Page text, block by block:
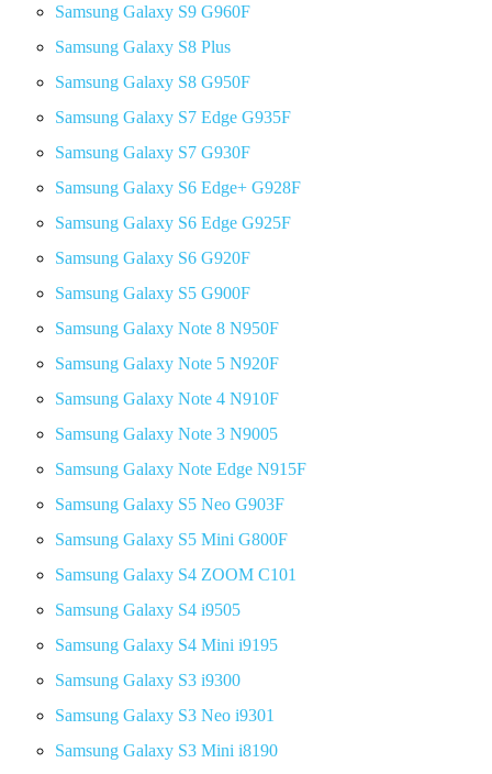
Samsung Galaxy S9 G960F
Samsung Galaxy S8 Plus
Samsung Galaxy S8 G950F
Samsung Galaxy S7 Edge G935F
Samsung Galaxy S7 G930F
Samsung Galaxy S6 Edge+ G928F
Samsung Galaxy S6 Edge G925F
Samsung Galaxy S6 G920F
Samsung Galaxy S5 G900F
Samsung Galaxy Note 8 N950F
Samsung Galaxy Note 5 N920F
Samsung Galaxy Note 4 N910F
Samsung Galaxy Note 3 N9005
Samsung Galaxy Note Edge N915F
Samsung Galaxy S5 Neo G903F
Samsung Galaxy S5 Mini G800F
Samsung Galaxy S4 ZOOM C101
Samsung Galaxy S4 i9505
Samsung Galaxy S4 Mini i9195
Samsung Galaxy S3 i9300
Samsung Galaxy S3 Neo i9301
Samsung Galaxy S3 Mini i8190